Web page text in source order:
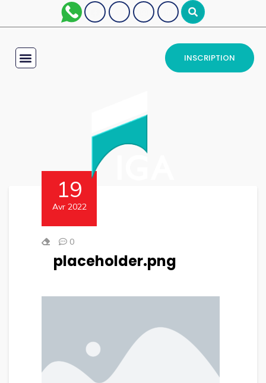
INSCRIPTION
19
Avr 2022
0
placeholder.png